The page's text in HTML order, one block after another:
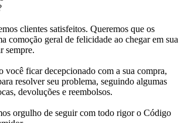
clientes satisfeitos. Queremos que os
comoção geral de felicidade ao chegar em sua
sempre.
você ficar decepcionado com a sua compra,
resolver seu problema, seguindo algumas
devoluções e reembolsos.
orgulho de seguir com todo rigor o Código